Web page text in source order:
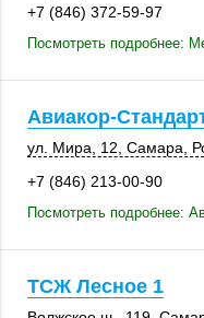
+7 (846) 372-59-97
Посмотреть подробнее:
Авиакор-
ул. Мира, 12 Самара
+7 (846) 213-00-90
Посмотреть подробнее:
ТСЖ Лесное 1